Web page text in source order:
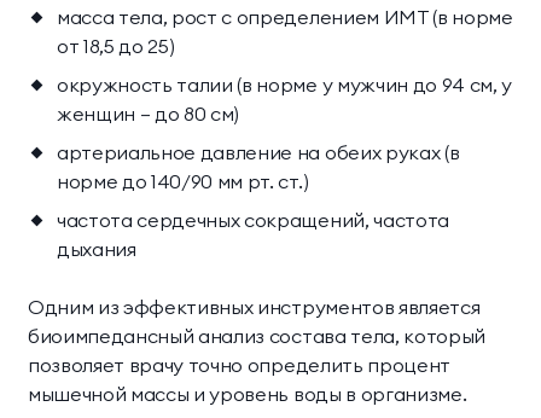
масса тела, рост с определением ИМТ (в норме
от 18,5 до 25)
окружность талии (в норме у мужчин до 94 см, у
женщин – до 80 см)
артериальное давление на обеих руках (в
норме до 140/90 мм рт. ст.)
частота сердечных сокращений, частота
дыхания
Одним из эффективных инструментов является
биоимпедансный анализ состава тела, который
позволяет врачу точно определить процент
мышечной массы и уровень воды в организме.